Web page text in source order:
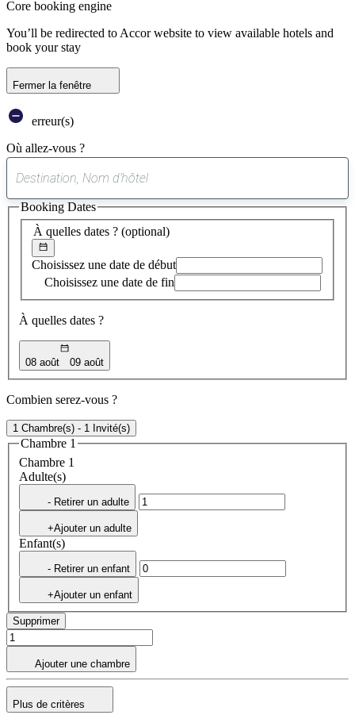
Core booking engine
You’ll be redirected to Accor website to view available hotels and
book your stay
Fermer la fenêtre
erreur(s)
Où allez-vous ?
suggestion
trouvée
À quelles dates ? (optional)
Choisissez une date de début
Choisissez une date de fin
À quelles dates ?
08 août 09 août
Booking Dates
Combien serez-vous ?
1 Chambre(s) - 1 Invité(s)
Chambre 1
Chambre 1
Adulte(s)
- Retirer un adulte
+Ajouter un adulte
Enfant(s)
- Retirer un enfant
+Ajouter un enfant
Supprimer
Ajouter une chambre
Plus de critères